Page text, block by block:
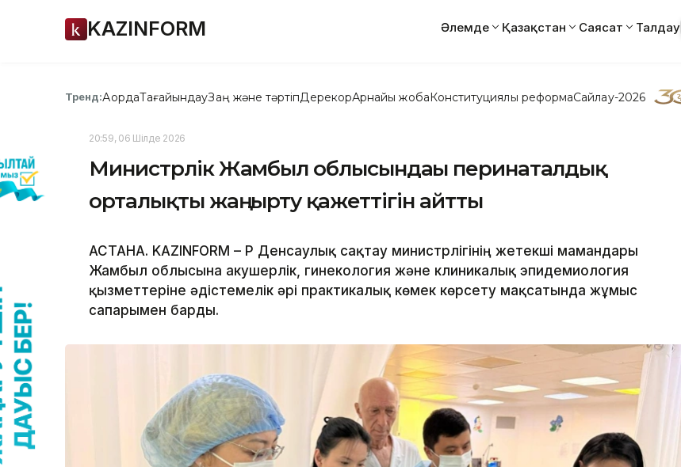
KAZINFORM Әлемде Қазақстан Саясат Талдау
Тренд:АқордаТағайындауЗаң және тәртіпДерекқорАрнайы жобаКонституциялық реформаСайлау-2026
20:59, 06 Шілде 2026
Министрлік Жамбыл облысындағы перинаталдық
орталықты жаңғырту қажеттігін айтты
АСТАНА. KAZINFORM – ҚР Денсаулық сақтау министрлігінің жетекші мамандары
Жамбыл облысына акушерлік, гинекология және клиникалық эпидемиология
қызметтеріне әдістемелік әрі практикалық көмек көрсету мақсатында жұмыс
сапарымен барды.